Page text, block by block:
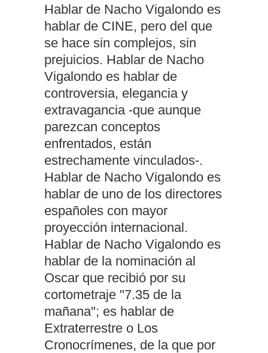
Hablar de Nacho Vigalondo es
hablar de CINE, pero del que
se hace sin complejos, sin
prejuicios. Hablar de Nacho
Vigalondo es hablar de
controversia, elegancia y
extravagancia -que aunque
parezcan conceptos
enfrentados, están
estrechamente vinculados-.
Hablar de Nacho Vigalondo es
hablar de uno de los directores
españoles con mayor
proyección internacional.
Hablar de Nacho Vigalondo es
hablar de la nominación al
Oscar que recibió por su
cortometraje "7.35 de la
mañana"; es hablar de
Extraterrestre o Los
Cronocrímenes, de la que por